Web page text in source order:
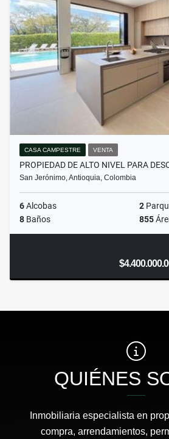
CASA CAMPESTRE VENTA
PROPIEDAD DE ALTO NIVEL PARA
San Jerónimo, Antioquia, Colombia
6Alcobas 2
8 Baños 855
QUIÉNES
Inmobiliaria especialista en
compra, arrendamientos,